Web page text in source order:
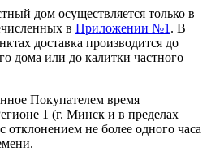
дом осуществляется только в
в Приложении №1 . В
доставка производится до
дома или до калитки частного
Покупателем время
1 (г. Минск и в пределах
не более одного часа